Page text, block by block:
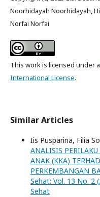
Noorhidayah Noorhidayah,
Norfai Norfai
This work is licensed under a
International License.
Similar Articles
Iis Pusparina, Filia
ANALISIS
ANAK (KKA)
PERKEMBANGAN
Sehat: Vol. 13 No. 2
Sehat